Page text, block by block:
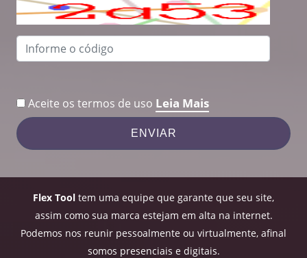
Aceite os termos de uso Leia Mais
ENVIAR
Flex Tool tem uma equipe que garante que seu site,
assim como sua marca estejam em alta na internet.
Podemos nos reunir pessoalmente ou virtualmente, afinal
somos presenciais e digitais.